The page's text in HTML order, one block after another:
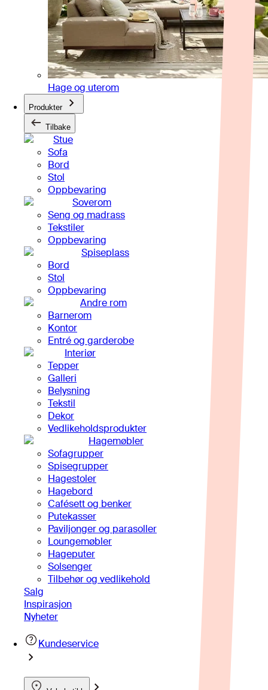
Hage og uterom
Produkter
Tilbake
Stue
Sofa
Bord
Stol
Oppbevaring
Soverom
Seng og madrass
Tekstiler
Oppbevaring
Spiseplass
Bord
Stol
Oppbevaring
Andre rom
Barnerom
Kontor
Entré og garderobe
Interiør
Tepper
Galleri
Belysning
Tekstil
Dekor
Vedlikeholdsprodukter
Hagemøbler
Sofagrupper
Spisegrupper
Hagestoler
Hagebord
Cafésett og benker
Putekasser
Paviljonger og parasoller
Loungemøbler
Hageputer
Solsenger
Tilbehør og vedlikehold
Salg
Inspirasjon
Nyheter
Kundeservice